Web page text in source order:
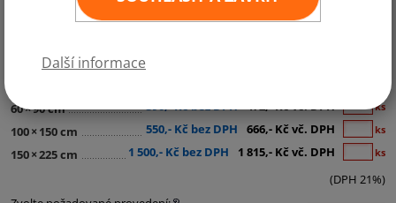
Další informace
60×90 cm ks
100× 150 cm 550,- Kč bez DPH 666,- Kč vč. DPH ks
150×225 cm 1 500,- Kč bez DPH 1 815,- Kč vč. DPH ks
(DPH 21%)